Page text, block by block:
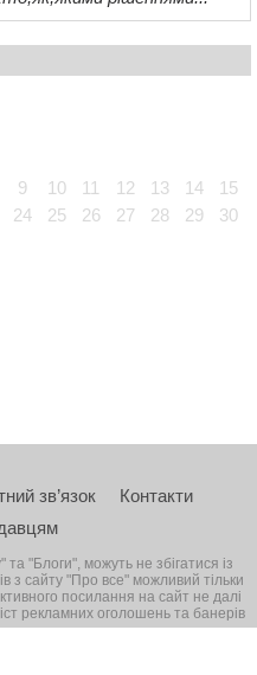
9 10 11 12 13 14
15
24 25 26 27 28 29
30
зв’язок
Контакти
"Блоги", можуть не збігатися із
з сайту "Про все" можливий тільки
посилання на сайт не далі
рекламних оголошень та банерів